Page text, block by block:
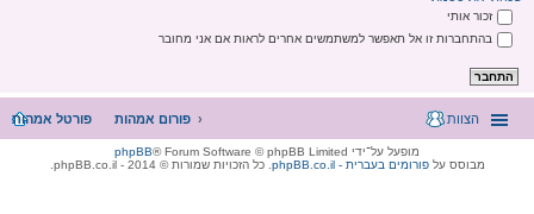
זכור אותי
בהתחברות זו אל תאפשר למשתמשים אחרים לראות אם אני מחובר
פורטל אמהות פורום אמהות הצוות
מופעל על־ידי phpBB® Forum Software © phpBB Limited
מבוסס עלphpBB.co.il - פורומים בעברית . כל הזכויות שמורות © 2014 - phpBB.co.il.